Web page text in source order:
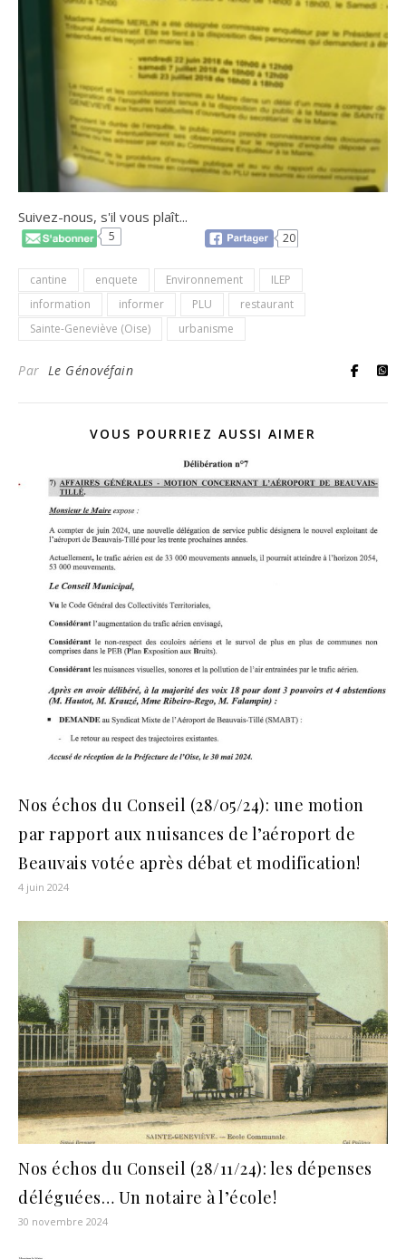
Suivez-nous, s'il vous plaît...
5 20
cantine enquete Environnement
ILEP
information
informer PLU
restaurant
Sainte-Geneviève (Oise)
urbanisme
Par Le Génovéfain
VOUS POURRIEZ AUSSI AIMER
Nos échos du Conseil (28/05/24): une motion
par rapport aux nuisances de l’aéroport de
Beauvais votée après débat et modification!
4 juin 2024
Nos échos du Conseil (28/11/24): les dépenses
déléguées… Un notaire à l’école!
30 novembre 2024